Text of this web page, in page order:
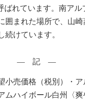
ばれています。南ア
囲まれた場所で、山
続けています。
― 記 ―
小売価格（税別）・ア
ムハイボール白州〈